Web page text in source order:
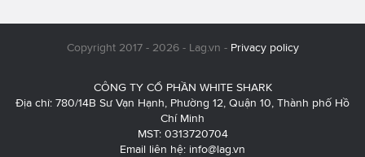
Copyright 2017 - 2026 - Lag.vn - Privacy policy
CÔNG TY CỔ PHẦN WHITE SHARK
Địa chỉ: 780/14B Sư Vạn Hạnh, Phường 12, Quận 10, Thành phố Hồ
Chí Minh
MST: 0313720704
Email liên hệ: info@lag.vn